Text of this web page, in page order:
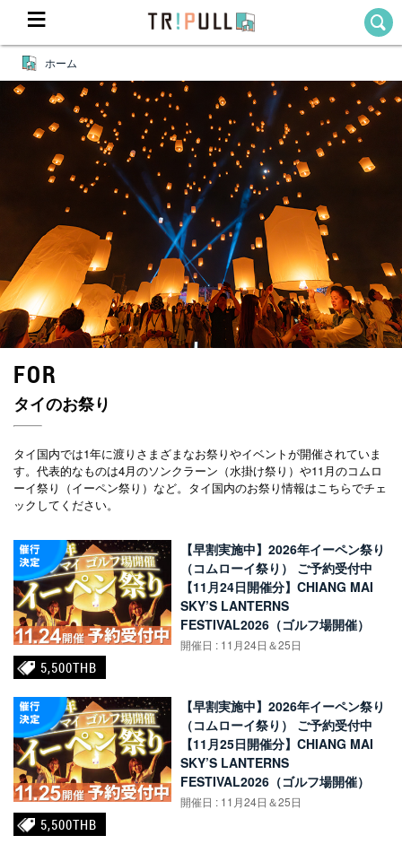
Home
ホーム
Destination
目的地から探す
Theme
テーマから探す
Blog
TRIPULLブログ
About
私たちについて
ホーム
FOR
タイのお祭り
タイ国内では1年に渡りさまざまなお祭りやイベントが開催されていま
す。代表的なものは4月のソンクラーン（水掛け祭り）や11月のコムロ
ーイ祭り（イーペン祭り）など。タイ国内のお祭り情報はこちらでチェ
ックしてください。
【早割実施中】2026年イーペン祭り
（コムローイ祭り） ご予約受付中
【11月24日開催分】CHIANG MAI
SKY’S LANTERNS
FESTIVAL2026（ゴルフ場開催）
開催日 : 11月24日＆25日
5,500THB
【早割実施中】2026年イーペン祭り
（コムローイ祭り） ご予約受付中
【11月25日開催分】CHIANG MAI
SKY’S LANTERNS
FESTIVAL2026（ゴルフ場開催）
開催日 : 11月24日＆25日
5,500THB